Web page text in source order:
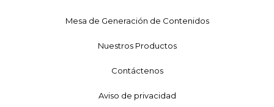
Mesa de Generación de Contenidos
Nuestros Productos
Contáctenos
Aviso de privacidad